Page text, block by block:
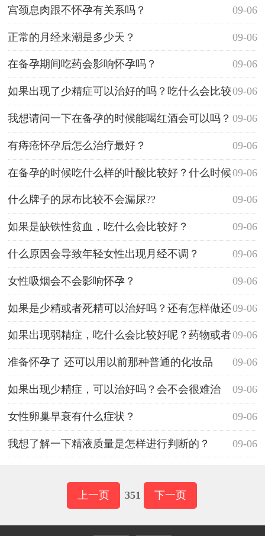
09-06
宫颈息肉跟不怀孕有关系吗？
09-06
正常的月经来潮是多少天？
09-06
在备孕期间吃药会影响怀孕吗？
09-06
如果出现了少精症可以治好的吗？吃什么会比较
好呢？ 09-06
我想请问一下在备孕的时候能喝红酒会可以吗？
09-06
有痔疮怀孕后怎么治疗最好？
09-06
在备孕的时候吃什么样的叶酸比较好？什么时候
吃才是最好的呢？ 09-06
什么牌子的尿布比较不会漏尿??
09-06
如果是缺铁性贫血，吃什么会比较好？
09-06
什么原因会导致年轻女性出现月经不调？
09-06
女性吸烟会不会影响怀孕？
09-06
如果是少精或者死精可以治好吗？还有怎样做还
会好点呢？ 09-06
如果出现弱精症，吃什么会比较好呢？药物或者
食物都可以么？ 09-06
准备怀孕了 还可以用以前那种普通的化妆品
吗？需要换孕妇专用的不？ 09-06
如果出现少精症，可以治好吗？会不会很难治
的？ 09-06
女性卵巢早衰有什么症状？
09-06
我想了解一下精液质量是怎样进行判断的？
上一页 351 下一页